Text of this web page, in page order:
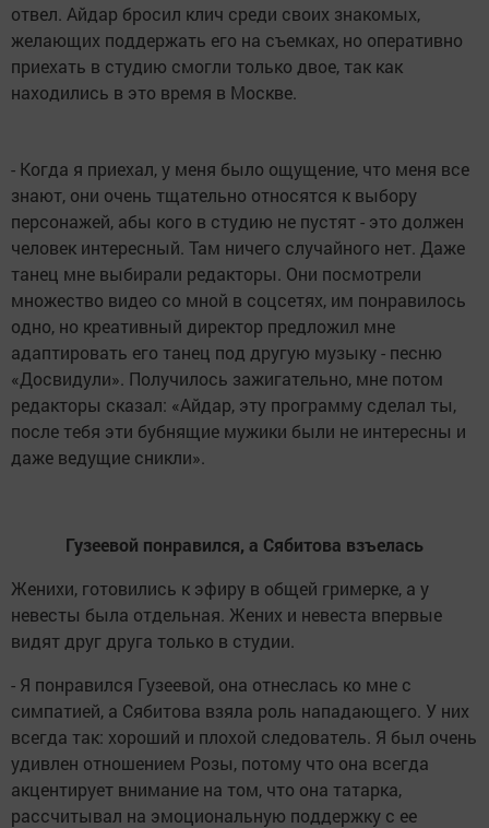
отвел. Айдар бросил клич среди своих знакомых,
желающих поддержать его на съемках, но оперативно
приехать в студию смогли только двое, так как
находились в это время в Москве.
- Когда я приехал, у меня было ощущение, что меня все
знают, они очень тщательно относятся к выбору
персонажей, абы кого в студию не пустят - это должен
человек интересный. Там ничего случайного нет. Даже
танец мне выбирали редакторы. Они посмотрели
множество видео со мной в соцсетях, им понравилось
одно, но креативный директор предложил мне
адаптировать его танец под другую музыку - песню
«Досвидули». Получилось зажигательно, мне потом
редакторы сказал: «Айдар, эту программу сделал ты,
после тебя эти бубнящие мужики были не интересны и
даже ведущие сникли».
Гузеевой понравился, а Сябитова взъелась
Женихи, готовились к эфиру в общей гримерке, а у
невесты была отдельная. Жених и невеста впервые
видят друг друга только в студии.
- Я понравился Гузеевой, она отнеслась ко мне с
симпатией, а Сябитова взяла роль нападающего. У них
всегда так: хороший и плохой следователь. Я был очень
удивлен отношением Розы, потому что она всегда
акцентирует внимание на том, что она татарка,
рассчитывал на эмоциональную поддержку с ее